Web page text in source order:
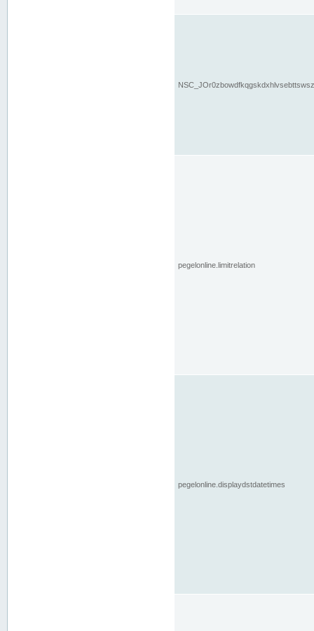
pegelonline.limitrelation
pegelonline.displaydstdatetimes